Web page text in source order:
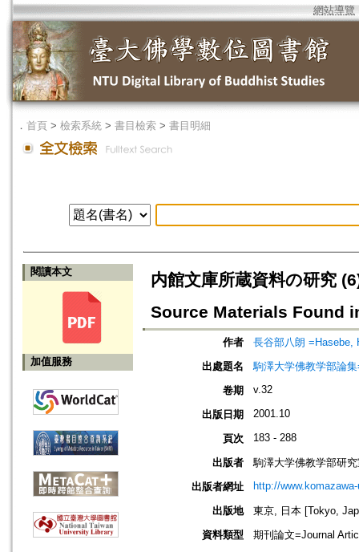
網站導覽
． 首頁 > 檢索系統 > 書目檢索 > 書目明細
閱讀本文
加值服務
内館文庫所蔵資料の研究
Source Materials Found
作者
長谷部八朗 =Hasebe,
出處題名
駒澤大学佛教学部論
卷期
v.32
出版日期 2001.10
頁次 183 - 288
出版者
駒澤大学佛教学部研
出版者網址
http://
出版地
東京, 日本 [Tokyo,
資料類型
期刊論文=Journal